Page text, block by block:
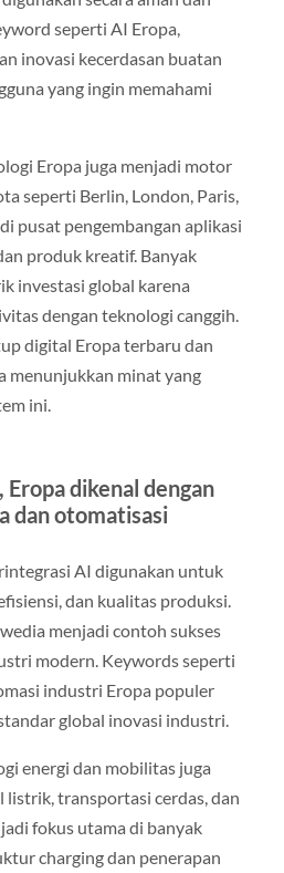
seperti AI Eropa,
inovasi kecerdasan buatan
yang ingin memahami
Eropa juga menjadi motor
seperti Berlin, London, Paris,
pusat pengembangan aplikasi
produk kreatif. Banyak
investasi global karena
dengan teknologi canggih.
digital Eropa terbaru dan
menunjukkan minat yang
ini.
dikenal dengan
dan otomatisasi
AI digunakan untuk
dan kualitas produksi.
menjadi contoh sukses
modern. Keywords seperti
industri Eropa populer
global inovasi industri.
energi dan mobilitas juga
transportasi cerdas, dan
fokus utama di banyak
charging dan penerapan